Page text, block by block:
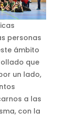
personas
ámbito
que
un lado,
a las
con la